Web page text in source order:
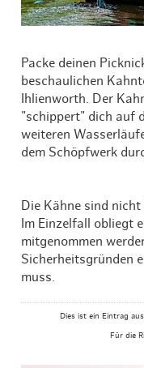
Packe deinen
beschaulichen
Ihlienworth. Der
"schippert" dich auf
weiteren
dem Schöpfwerk
Die Kähne sind
Im Einzelfall obliegt
mitgenommen
Sicherheitsgründen
muss.
Dies ist ein Eintrag
Für die